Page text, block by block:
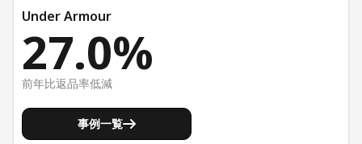
Under Armour
27.0%
前年比返品率低減
事例一覧